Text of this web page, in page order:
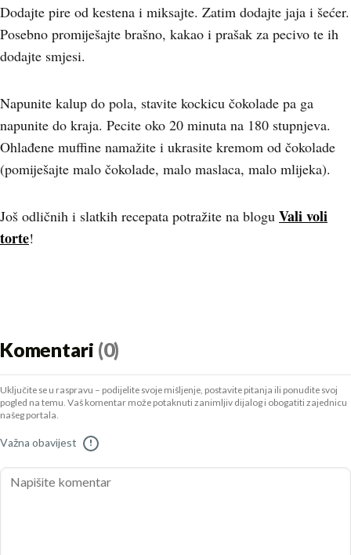
Dodajte pire od kestena i miksajte. Zatim dodajte jaja i šećer.
Posebno promiješajte brašno, kakao i prašak za pecivo te ih
dodajte smjesi.
Napunite kalup do pola, stavite kockicu čokolade pa ga
napunite do kraja. Pecite oko 20 minuta na 180 stupnjeva.
Ohlađene muffine namažite i ukrasite kremom od čokolade
(pomiješajte malo čokolade, malo maslaca, malo mlijeka).
Još odličnih i slatkih recepata potražite na blogu Vali voli
torte!
Komentari (0)
Uključite se u raspravu – podijelite svoje mišljenje, postavite pitanja ili ponudite svoj
pogled na temu. Vaš komentar može potaknuti zanimljiv dijalog i obogatiti zajednicu
našeg portala.
Važna obavijest !